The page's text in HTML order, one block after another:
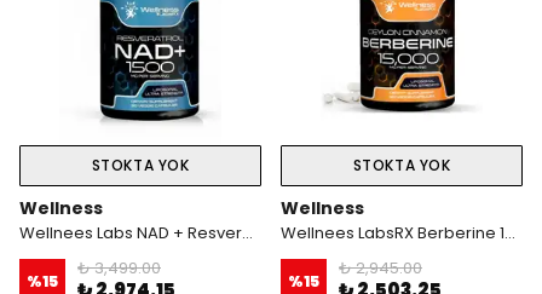
STOKTA YOK
Wellness
Wellnees Labs NAD + Resveratrol 1500 mg 90 Kapsül
%15
₺ 3,499.00
STOKTA YOK
Wellness
Wellnees LabsRX Berberine 15,000 Mg - with Ceylon Cinnamon 120 Veggie Kapsül
%15
₺ 2,945.00